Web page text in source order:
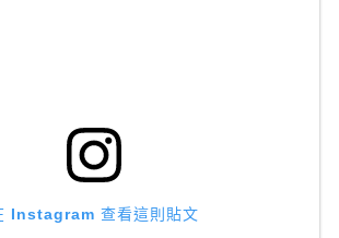
Instagram 查看這則貼文